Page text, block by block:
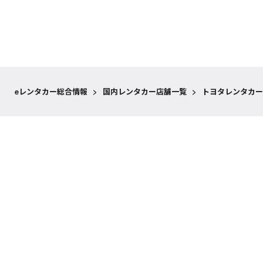
eレンタカー総合情報 > 国内レンタカー店舗一覧 > トヨタレンタカ